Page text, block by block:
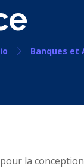
Banques et
la conception